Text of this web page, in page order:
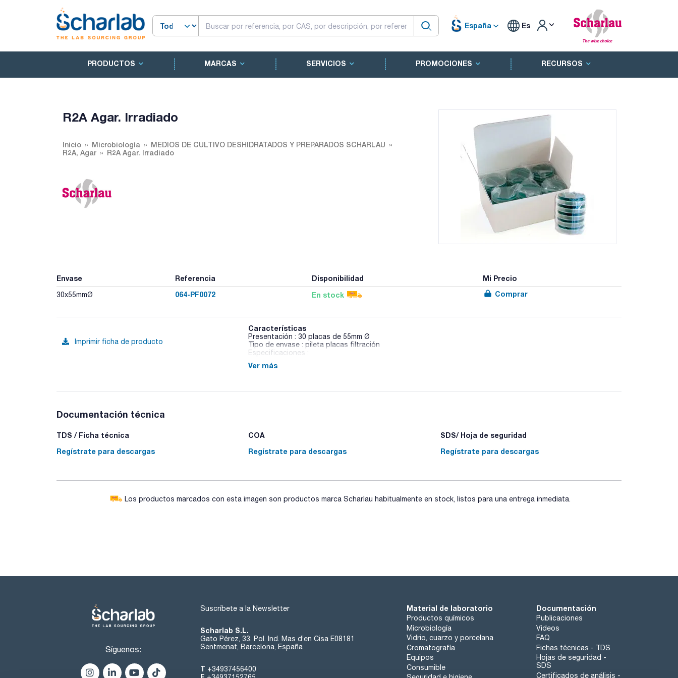
España Es
PRODUCTOS MARCAS SERVICIOS PROMOCIONES RECURSOS
R2A Agar. Irradiado
Inicio Microbiología
MEDIOS DE CULTIVO DESHIDRATADOS Y PREPARADOS SCHARLAU
R2A, Agar
R2A Agar. Irradiado
Envase Referencia Disponibilidad Mi Precio
30x55mmØ 064-PF0072 En stock Comprar
Imprimir ficha de producto
Características
Presentación : 30 placas de 55mm Ø
Tipo de envase : pileta placas filtración
Especificaciones :
01-540
de las farmacopeas armonizado.
Ver más
Documentación técnica
TDS / Ficha técnica
Regístrate para descargas
COA
Regístrate para descargas
SDS/ Hoja de seguridad
Regístrate para descargas
Los productos marcados con esta imagen son productos marca Scharlau habitualmente en stock, listos para una entrega inmediata.
Síguenos:
Suscríbete a la Newsletter
Scharlab S.L.
Gato Pérez, 33. Pol. Ind. Mas d’en Cisa E08181
Sentmenat, Barcelona, España
T +34937456400
Material de laboratorio
Productos químicos
Microbiología
Vidrio, cuarzo y porcelana
Cromatografía
Equipos
Consumible
Documentación
Publicaciones
Videos
FAQ
Fichas técnicas - TDS
Hojas de seguridad -
SDS
Certificados de análisis -